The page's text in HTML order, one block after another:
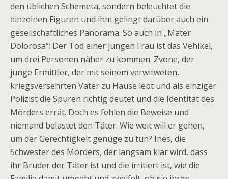
den üblichen Schemeta, sondern beleuchtet die
einzelnen Figuren und ihm gelingt darüber auch ein
gesellschaftliches Panorama. So auch in „Mater
Dolorosa“: Der Tod einer jungen Frau ist das Vehikel,
um drei Personen näher zu kommen. Zvone, der
junge Ermittler, der mit seinem verwitweten,
kriegsversehrten Vater zu Hause lebt und als einziger
Polizist die Spuren richtig deutet und die Identität des
Mörders errät. Doch es fehlen die Beweise und
niemand belastet den Täter. Wie weit will er gehen,
um der Gerechtigkeit genüge zu tun? Ines, die
Schwester des Mörders, der langsam klar wird, dass
ihr Bruder der Täter ist und die irritiert ist, wie die